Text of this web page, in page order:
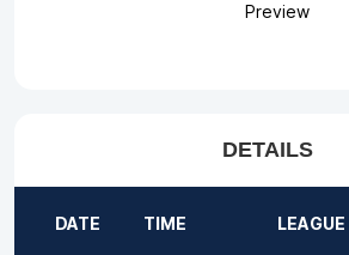
Preview
DETAILS
DATE TIME LEAGUE